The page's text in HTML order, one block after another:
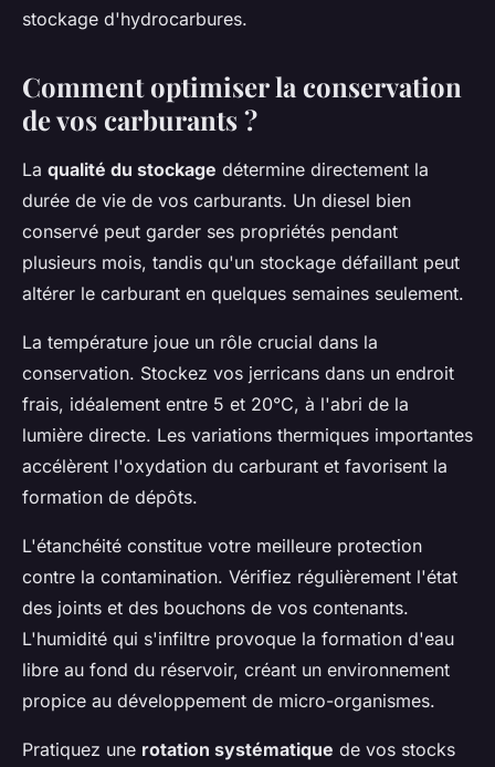
stockage d'hydrocarbures.
Comment optimiser la conservation
de vos carburants ?
La qualité du stockage détermine directement la
durée de vie de vos carburants. Un diesel bien
conservé peut garder ses propriétés pendant
plusieurs mois, tandis qu'un stockage défaillant peut
altérer le carburant en quelques semaines seulement.
La température joue un rôle crucial dans la
conservation. Stockez vos jerricans dans un endroit
frais, idéalement entre 5 et 20°C, à l'abri de la
lumière directe. Les variations thermiques importantes
accélèrent l'oxydation du carburant et favorisent la
formation de dépôts.
L'étanchéité constitue votre meilleure protection
contre la contamination. Vérifiez régulièrement l'état
des joints et des bouchons de vos contenants.
L'humidité qui s'infiltre provoque la formation d'eau
libre au fond du réservoir, créant un environnement
propice au développement de micro-organismes.
Pratiquez une rotation systématique de vos stocks